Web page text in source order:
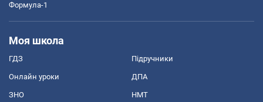
Формула-1
Моя школа
ГДЗ Підручники
Онлайн уроки ДПА
ЗНО НМТ